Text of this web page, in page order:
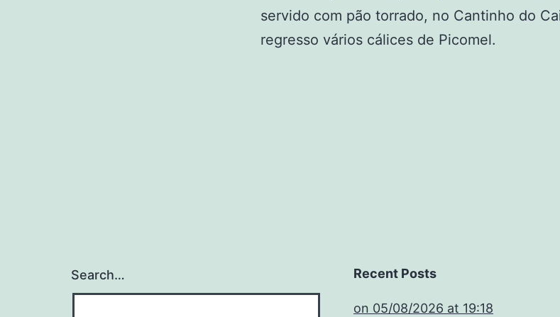
servido com pão torrado, no Cantinho do
regresso vários cálices de Picomel.
Search… Recent Posts
​on 05/08/2026 at 19:18